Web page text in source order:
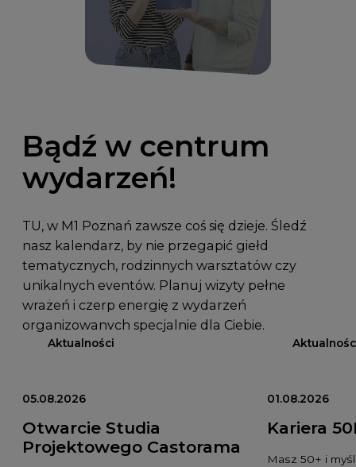
Bądź w centrum
wydarzeń!
TU, w M1 Poznań zawsze coś się dzieje. Śledź
nasz kalendarz, by nie przegapić giełd
tematycznych, rodzinnych warsztatów czy
unikalnych eventów. Planuj wizyty pełne
wrażeń i czerp energię z wydarzeń
organizowanych specjalnie dla Ciebie.
Aktualności
05.08.2026
Otwarcie Studia
Projektowego Castorama
01.08.2026
Kariera
Masz 50+ i